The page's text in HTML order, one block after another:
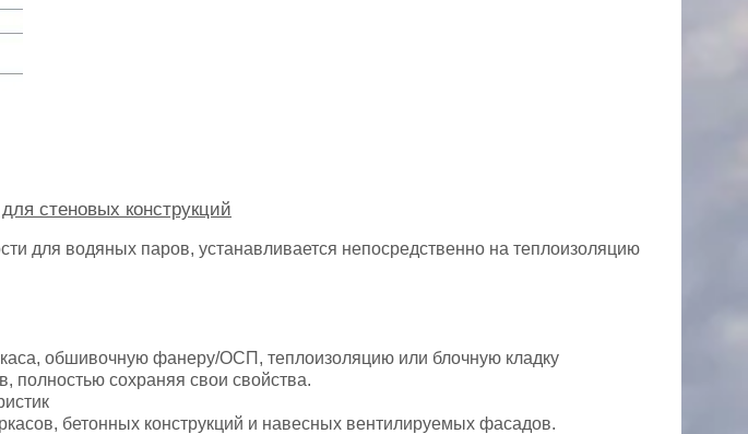
стеновых конструкций
для водяных паров, устанавливается непосредственно на теплоизоляцию
обшивочную фанеру/ОСП, теплоизоляцию или блочную кладку
полностью сохраняя свои свойства.
бетонных конструкций и навесных вентилируемых фасадов.